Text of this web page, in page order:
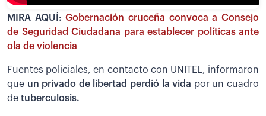
MIRA AQUÍ:Gobernación cruceña convoca a Consejo
de Seguridad Ciudadana para establecer políticas ante
ola de violencia
Fuentes policiales, en contacto con UNITEL, informaron
que un privado de libertad perdió la vida por un cuadro
de tuberculosis.